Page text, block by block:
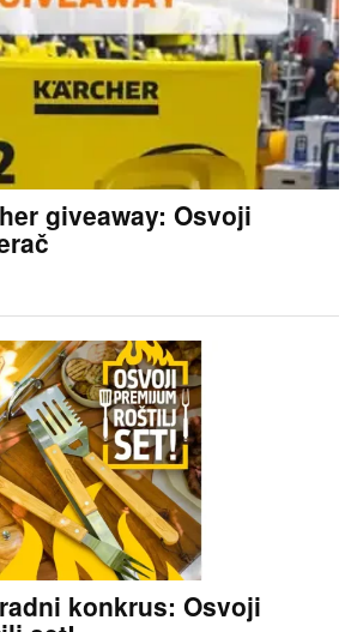
giveaway: Osvoji
konkrus: Osvoji